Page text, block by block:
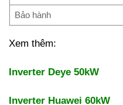
Bảo hành
Xem thêm:
Inverter Deye 50kW
Inverter Huawei 60kW